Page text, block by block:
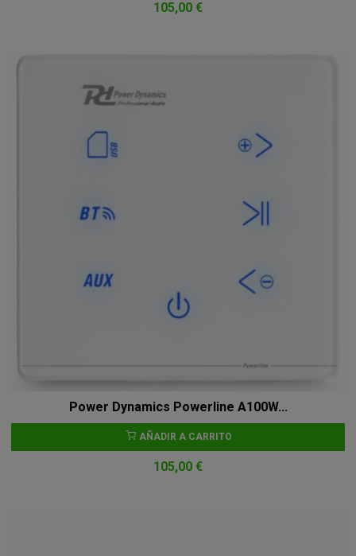
105,00 €
Power Dynamics Powerline A100W...
AÑADIR A CARRITO
105,00 €